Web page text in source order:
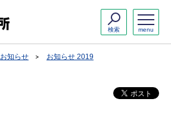
menu
検索
お知らせ お知らせ 2019